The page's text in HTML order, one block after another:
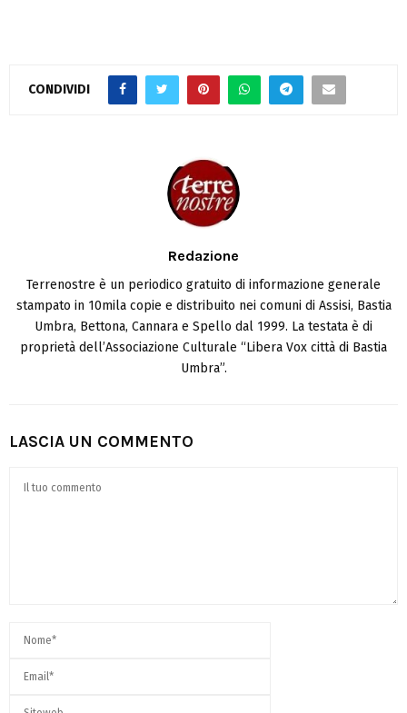
CONDIVIDI
Redazione
Terrenostre è un periodico gratuito di informazione generale
stampato in 10mila copie e distribuito nei comuni di Assisi, Bastia
Umbra, Bettona, Cannara e Spello dal 1999. La testata è di
proprietà dell’Associazione Culturale “Libera Vox città di Bastia
Umbra”.
LASCIA UN COMMENTO